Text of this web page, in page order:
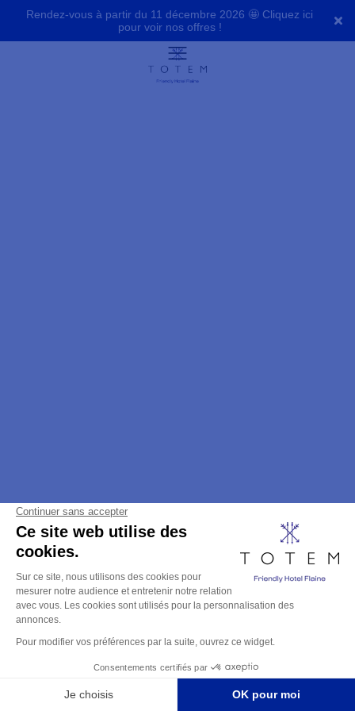
Rendez-vous à partir du 11 décembre 2026 🤩 Cliquez ici
pour voir nos offres !